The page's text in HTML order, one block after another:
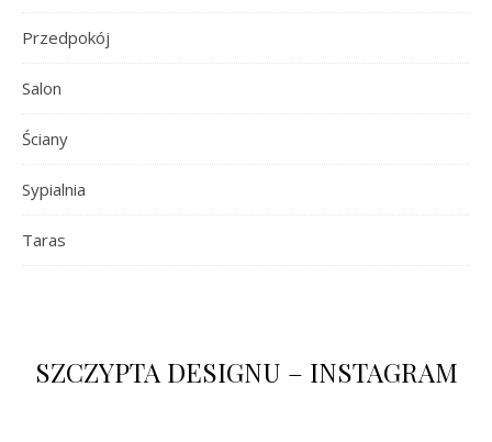
Przedpokój
Salon
Ściany
Sypialnia
Taras
SZCZYPTA DESIGNU – INSTAGRAM